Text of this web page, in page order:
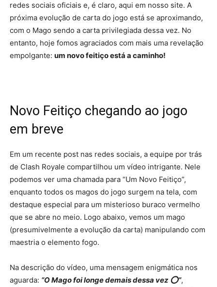
redes sociais oficiais e, é claro, aqui em nosso site. A
próxima evolução de carta do jogo está se aproximando,
com o Mago sendo a carta privilegiada dessa vez. No
entanto, hoje fomos agraciados com mais uma revelação
empolgante: um novo feitiço está a caminho!
Novo Feitiço chegando ao jogo
em breve
Em um recente post nas redes sociais, a equipe por trás
de Clash Royale compartilhou um vídeo intrigante. Nele
podemos ver uma chamada para “Um Novo Feitiço”,
enquanto todos os magos do jogo surgem na tela, com
destaque especial para um misterioso buraco vermelho
que se abre no meio. Logo abaixo, vemos um mago
(presumivelmente a evolução da carta) manipulando com
maestria o elemento fogo.
Na descrição do vídeo, uma mensagem enigmática nos
aguarda: “O Mago foi longe demais dessa vez ⭕️”,